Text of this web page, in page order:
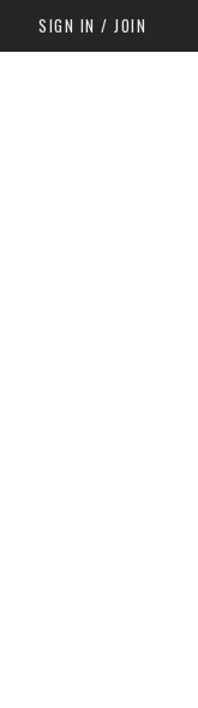
SIGN IN / JOIN